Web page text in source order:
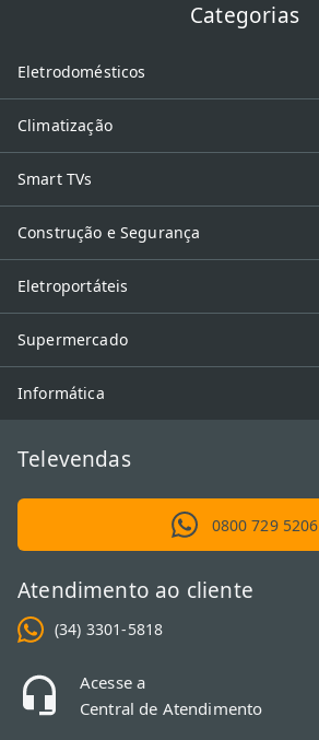
Categorias
Eletrodomésticos
Climatização
Smart TVs
Construção e Segurança
Eletroportáteis
Supermercado
Informática
Televendas
0800 729 5206
Atendimento ao cliente
(34) 3301-5818
Acesse a
Central de Atendimento